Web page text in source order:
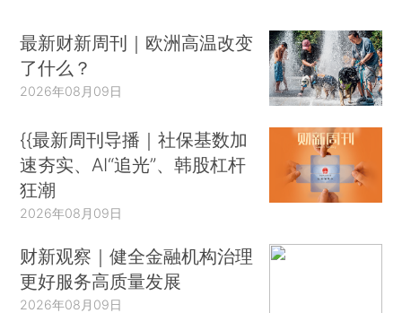
最新财新周刊｜欧洲高温改变
了什么？
2026年08月09日
{{最新周刊导播｜社保基数加
速夯实、AI“追光”、韩股杠杆
狂潮
2026年08月09日
财新观察｜健全金融机构治理
更好服务高质量发展
2026年08月09日